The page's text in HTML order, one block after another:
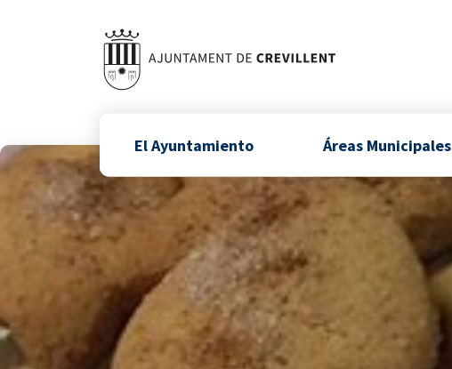
El Ayuntamiento Áreas Municipales